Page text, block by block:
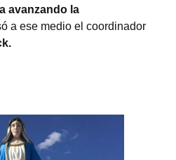
avanzando la
a ese medio el coordinador